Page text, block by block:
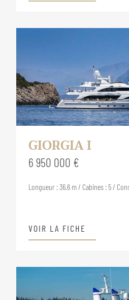
GIORGIA I
6 950 000 €
Longueur : 36.6 m / Cabines : 5 /
VOIR LA FICHE